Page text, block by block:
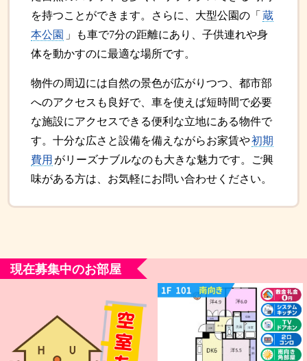
を持つことができます。さらに、大型公園の「 蔵
本公園 」も車で7分の距離にあり、子供連れや身
体を動かすのに最適な場所です。
物件の周辺には自然の景色が広がりつつ、都市部
へのアクセスも良好で、車を使えば短時間で必要
な施設にアクセスできる便利な立地にある物件で
す。十分な広さと設備を備えながらお家賃や初期
費用 がリーズナブルなのも大きな魅力です。ご興
味がある方は、お気軽にお問い合わせください。
現在募集中のお部屋